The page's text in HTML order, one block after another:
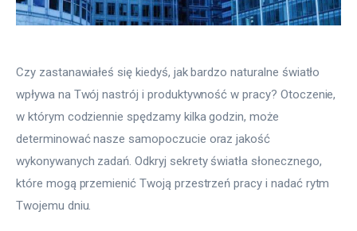
Czy zastanawiałeś się kiedyś, jak bardzo naturalne światło
wpływa na Twój nastrój i produktywność w pracy? Otoczenie,
w którym codziennie spędzamy kilka godzin, może
determinować nasze samopoczucie oraz jakość
wykonywanych zadań. Odkryj sekrety światła słonecznego,
które mogą przemienić Twoją przestrzeń pracy i nadać rytm
Twojemu dniu.